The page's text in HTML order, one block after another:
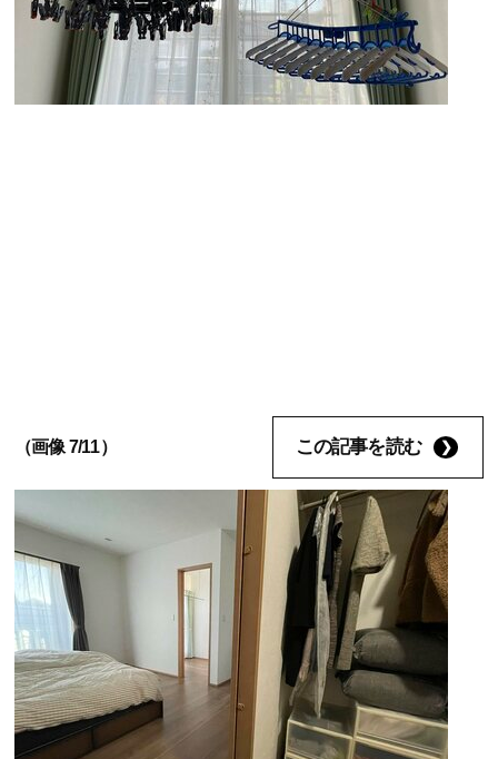
（画像 7/11） この記事を読む